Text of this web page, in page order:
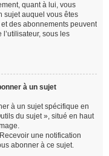
quant à lui, vous
sujet auquel vous êtes
des abonnements peuvent
sous les
à un sujet
à un sujet spécifique en
du sujet », situé en haut
une notification
abonner à ce sujet.